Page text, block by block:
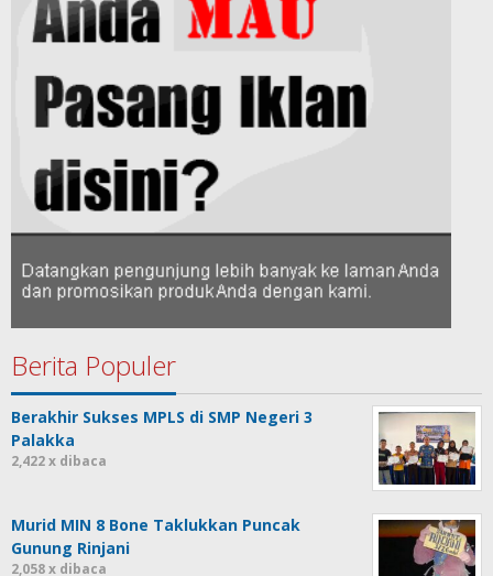
Berita Populer
Berakhir Sukses MPLS di SMP Negeri 3
Palakka
2,422 x dibaca
Murid MIN 8 Bone Taklukkan Puncak
Gunung Rinjani
2,058 x dibaca